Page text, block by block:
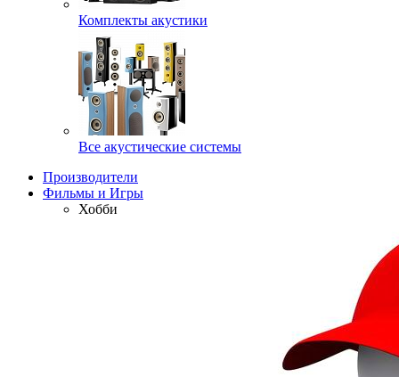
Комплекты акустики
Все акустические системы
Производители
Фильмы и Игры
Хобби